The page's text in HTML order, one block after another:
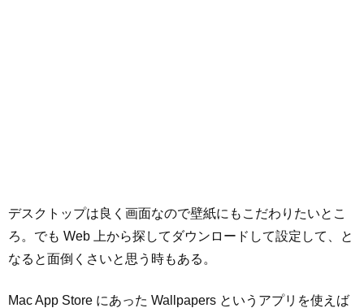
デスクトップは良く画面なので壁紙にもこだわりたいとこ
ろ。でも Web 上から探してダウンロードして設定して、と
なると面倒くさいと思う時もある。
Mac App Store にあった Wallpapers というアプリを使えば